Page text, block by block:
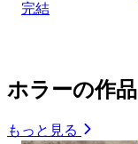
完結
ホラーの作品
もっと見る